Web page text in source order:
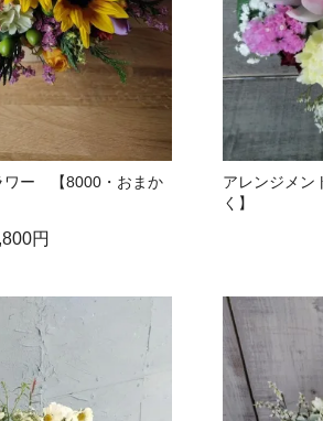
ワー 【8000・おまか
円
アレンジメ
く】